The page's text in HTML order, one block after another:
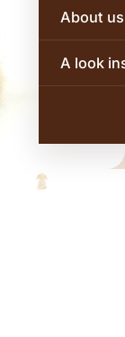
About us
A look